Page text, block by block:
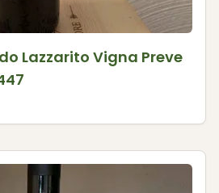
Lazzarito Vigna Preve